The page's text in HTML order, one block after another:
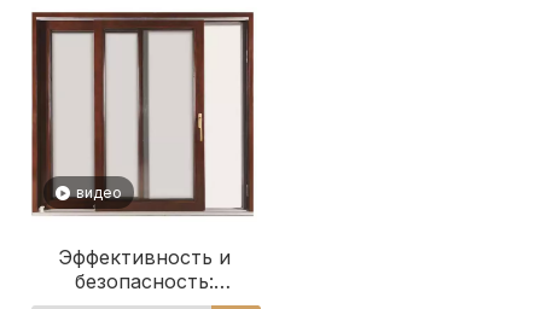
видео
Эффективность и
безопасность: